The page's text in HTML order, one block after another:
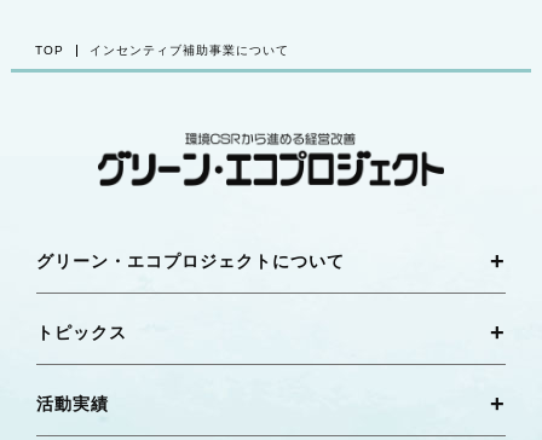
TOP インセンティブ補助事業について
グリーン・エコプロジェクトについて
トピックス
活動実績